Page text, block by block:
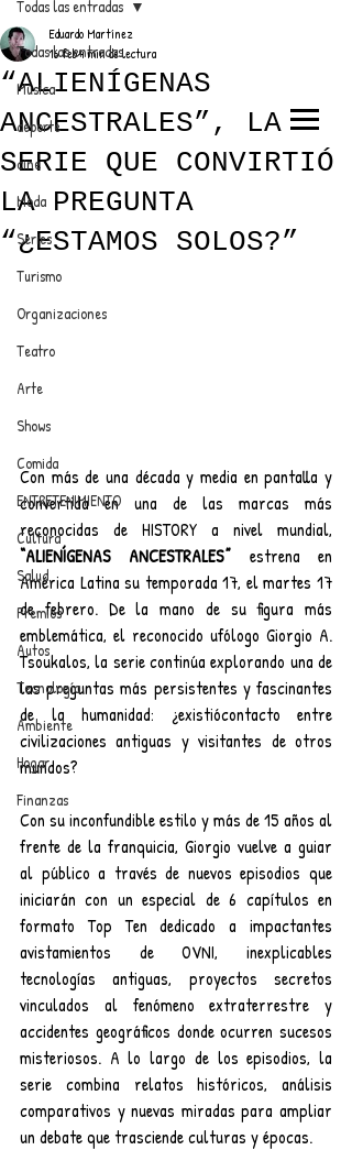
ANUNCIATE CON NOSOTROS
PARA MÁS INFORMACIÓN:
dinamicaseltrendytop@gmail.com
EL TRENDY TOP
CON EDDY MARTINEZ
Todas las entradas
Música
deporte
cine
Moda
Series
Turismo
Organizaciones
Teatro
Arte
Shows
Comida
ENTRETENIMIENTO
Cultura
Salud
Premios
Autos
Tecnología
Ambiente
Hogar
Finanzas
Todas las entradas
“ALIENÍGENAS
ANCESTRALES”, LA
SERIE QUE CONVIRTIÓ
LA PREGUNTA
“¿ESTAMOS SOLOS?”
Eduardo Martínez
16 feb4 min de lectura
Con más de una década y media en pantalla y
convertida en una de las marcas más
“ALIENÍGENAS ANCESTRALES” estrena en
América Latina su temporada 17, el martes 17
de febrero. De la mano de su figura más
emblemática, el reconocido ufólogo Giorgio A.
Tsoukalos, la serie continúa explorando una de
las preguntas más persistentes y fascinantes
de la humanidad: ¿existiócontacto entre
civilizaciones antiguas y visitantes de otros
mundos?
Con su inconfundible estilo y más de 15 años al
frente de la franquicia, Giorgio vuelve a guiar
al público a través de nuevos episodios que
iniciarán con un especial de 6 capítulos en
formato Top Ten dedicado a impactantes
avistamientos de OVNI, inexplicables
tecnologías antiguas, proyectos secretos
vinculados al fenómeno extraterrestre y
accidentes geográficos donde ocurren sucesos
misteriosos. A lo largo de los episodios, la
serie combina relatos históricos, análisis
comparativos y nuevas miradas para ampliar
un debate que trasciende culturas y épocas.